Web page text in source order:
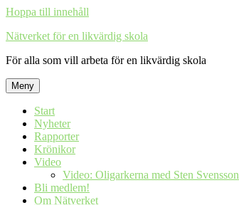
Hoppa till innehåll
Nätverket för en likvärdig skola
För alla som vill arbeta för en likvärdig skola
Meny
Start
Nyheter
Rapporter
Krönikor
Video
Video: Oligarkerna med Sten Svensson
Bli medlem!
Om Nätverket